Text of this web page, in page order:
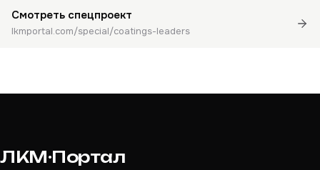
Смотреть спецпроект
lkmportal.com/special/coatings-leaders
ЛКМ·Портал